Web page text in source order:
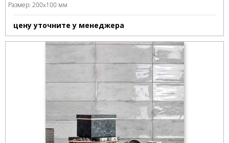
Размер: 200x100 мм
цену уточните у менеджера